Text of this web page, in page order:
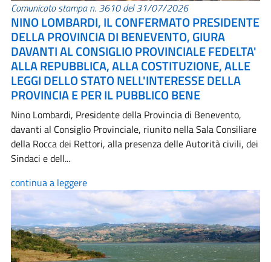
Comunicato stampa n. 3610 del 31/07/2026
NINO LOMBARDI, IL CONFERMATO PRESIDENTE
DELLA PROVINCIA DI BENEVENTO, GIURA
DAVANTI AL CONSIGLIO PROVINCIALE FEDELTA'
ALLA REPUBBLICA, ALLA COSTITUZIONE, ALLE
LEGGI DELLO STATO NELL'INTERESSE DELLA
PROVINCIA E PER IL PUBBLICO BENE
Nino Lombardi, Presidente della Provincia di Benevento,
davanti al Consiglio Provinciale, riunito nella Sala Consiliare
della Rocca dei Rettori, alla presenza delle Autorità civili, dei
Sindaci e dell...
continua a leggere